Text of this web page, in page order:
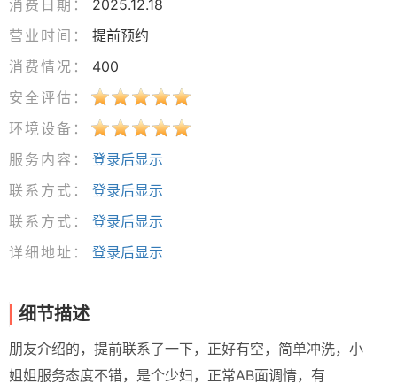
消费日期：
2025.12.18
营业时间：
提前预约
消费情况：
400
安全评估：
环境设备：
服务内容：
登录后显示
联系方式：
登录后显示
联系方式：
登录后显示
详细地址：
登录后显示
细节描述
朋友介绍的，提前联系了一下，正好有空，简单冲洗，小
姐姐服务态度不错，是个少妇，正常AB面调情，有